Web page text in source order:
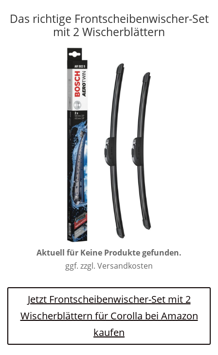
Das richtige Frontscheibenwischer-Set
mit 2 Wischerblättern
Aktuell für Keine Produkte gefunden.
ggf. zzgl. Versandkosten
Jetzt Frontscheibenwischer-Set mit 2
Wischerblättern für Corolla bei Amazon
kaufen